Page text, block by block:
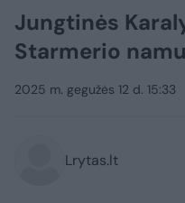
Jungtinės
Starmerio
2025 m. gegužės 12 d. 15:33
Lrytas.lt